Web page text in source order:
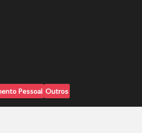
Pessoal Outros